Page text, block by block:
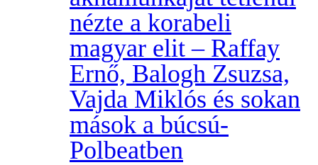
nézte a korabeli
magyar elit – Raffay
Ernő, Balogh Zsuzsa,
Vajda Miklós és sokan
mások a búcsú-
Polbeatben